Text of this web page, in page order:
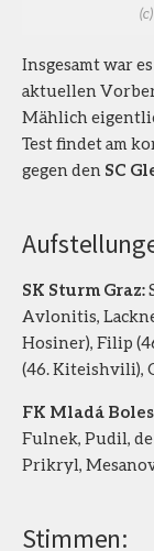
Insgesamt war
aktuellen
Mählich
Test findet am
gegen den SC
SK Sturm Graz:
Avlonitis,
Hosiner), Filip
(46. Kiteishvili),
FK Mladá
Fulnek, Pudil,
Prikryl,
Stimmen: